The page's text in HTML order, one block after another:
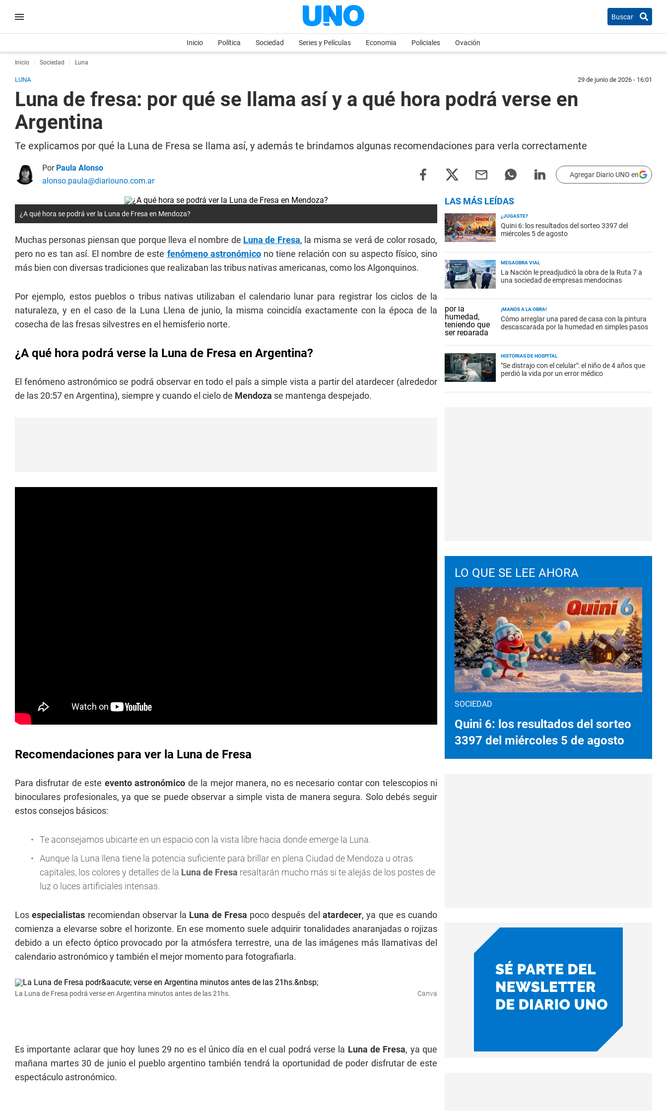
Buscar
Inicio Política Sociedad Series y Películas Economia Policiales Ovación
Inicio Sociedad Luna
LUNA 29 de junio de 2026 - 16:01
Luna de fresa: por qué se llama así y a qué hora podrá verse en
Argentina
Te explicamos por qué la Luna de Fresa se llama así, y además te brindamos algunas recomendaciones para verla correctamente
Por Paula Alonso
alonso.paula@diariouno.com.ar
Agregar Diario UNO en
¿A qué hora se podrá ver la Luna de Fresa en Mendoza?
Muchas personas piensan que porque lleva el nombre de Luna de Fresa, la misma se verá de color rosado,
pero no es tan así. El nombre de este fenómeno astronómicono tiene relación con su aspecto físico, sino
más bien con diversas tradiciones que realizaban las tribus nativas americanas, como los Algonquinos.
Por ejemplo, estos pueblos o tribus nativas utilizaban el calendario lunar para registrar los ciclos de la
naturaleza, y en el caso de la Luna Llena de junio, la misma coincidía exactamente con la época de la
cosecha de las fresas silvestres en el hemisferio norte.
¿A qué hora podrá verse la Luna de Fresa en Argentina?
El fenómeno astronómico se podrá observar en todo el país a simple vista a partir del atardecer (alrededor
de las 20:57 en Argentina), siempre y cuando el cielo de Mendoza se mantenga despejado.
Recomendaciones para ver la Luna de Fresa
Para disfrutar de este evento astronómico de la mejor manera, no es necesario contar con telescopios ni
binoculares profesionales, ya que se puede observar a simple vista de manera segura. Solo debés seguir
estos consejos básicos:
Te aconsejamos ubicarte en un espacio con la vista libre hacia donde emerge la Luna.
Aunque la Luna llena tiene la potencia suficiente para brillar en plena Ciudad de Mendoza u otras
capitales, los colores y detalles de la Luna de Fresa resaltarán mucho más si te alejás de los postes de
luz o luces artificiales intensas.
Losespecialistas recomiendan observar la Luna de Fresa poco después del atardecer, ya que es cuando
comienza a elevarse sobre el horizonte. En ese momento suele adquirir tonalidades anaranjadas o rojizas
debido a un efecto óptico provocado por la atmósfera terrestre, una de las imágenes más llamativas del
calendario astronómico y también el mejor momento para fotografiarla.
La Luna de Fresa podrá verse en Argentina minutos antes de las 21hs. Canva
Es importante aclarar que hoy lunes 29 no es el único día en el cual podrá verse la Luna de Fresa, ya que
mañana martes 30 de junio el pueblo argentino también tendrá la oportunidad de poder disfrutar de este
espectáculo astronómico.
LAS MÁS LEÍDAS
¿JUGASTE?
Quini 6: los resultados del sorteo 3397 del
miércoles 5 de agosto
MEGAOBRA VIAL
La Nación le preadjudicó la obra de la Ruta 7 a
una sociedad de empresas mendocinas
¡MANOS A LA OBRA!
Cómo arreglar una pared de casa con la pintura
descascarada por la humedad en simples pasos
HISTORIAS DE HOSPITAL
"Se distrajo con el celular": el niño de 4 años que
perdió la vida por un error médico
LO QUE SE LEE AHORA
SOCIEDAD
Quini 6: los resultados del sorteo
3397 del miércoles 5 de agosto